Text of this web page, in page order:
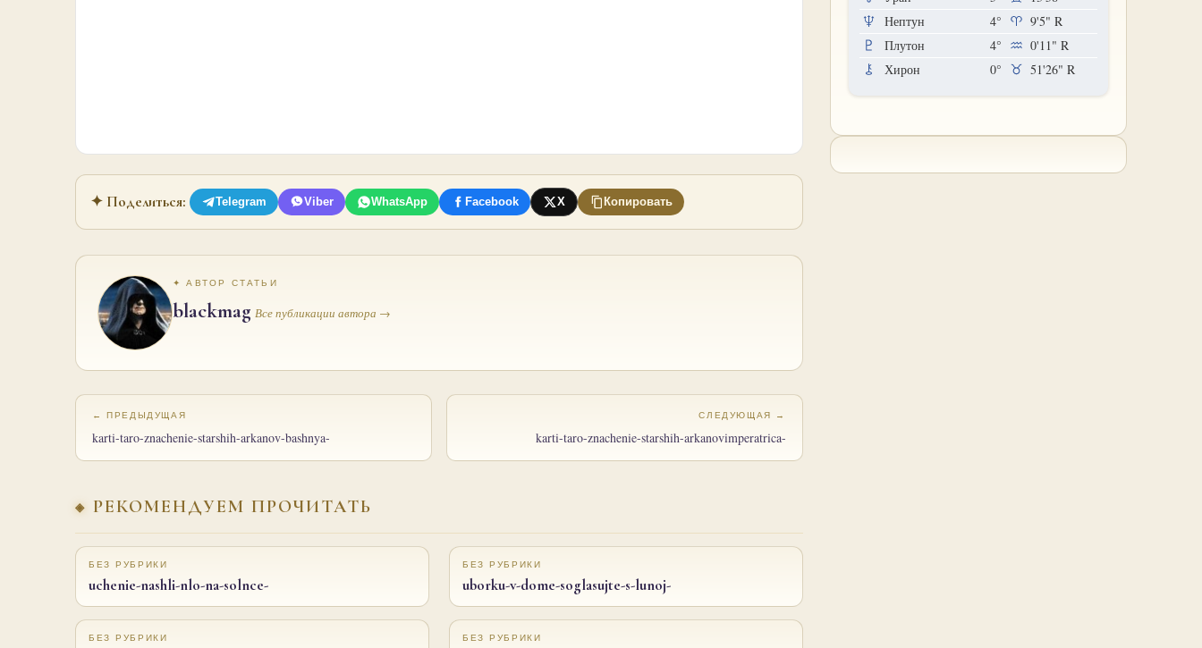
✦ Поделиться: Telegram Viber WhatsApp Facebook X Копировать
✦ АВТОР СТАТЬИ
blackmag Все публикации автора →
← ПРЕДЫДУЩАЯ
karti-taro-znachenie-starshih-arkanov-bashnya-
СЛЕДУЮЩАЯ →
karti-taro-znachenie-starshih-arkanovimperatrica-
РЕКОМЕНДУЕМ ПРОЧИТАТЬ
БЕЗ РУБРИКИ
uchenie-nashli-nlo-na-solnce-
БЕЗ РУБРИКИ
uborku-v-dome-soglasujte-s-lunoj-
БЕЗ РУБРИКИ БЕЗ РУБРИКИ
Нептун
4° 9'5" R
Плутон
4° 0'11" R
Хирон
0° 51'26" R